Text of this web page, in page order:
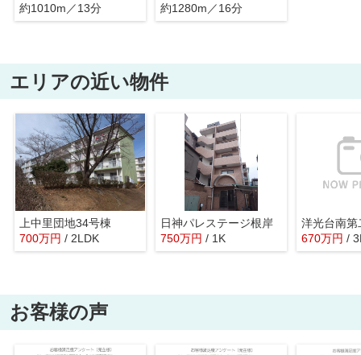
約1010m／13分
約1280m／16分
エリアの近い物件
上中里団地34号棟
700万円 / 2LDK
日神パレステージ根岸
750万円 / 1K 670万円 /
お客様の声